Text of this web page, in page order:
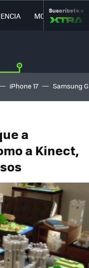
MOVILIDAD
Suscríbete a
iPhone 17 Samsung
a
a Kinect,